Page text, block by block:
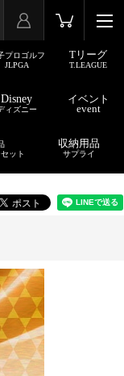
プロゴルフ
JLPGA
Tリーグ
T.LEAGUE
Disney
ィズニー
イベント
event
ット
収納用品
サプライ